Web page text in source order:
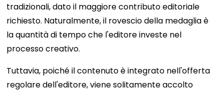
tradizionali, dato il maggiore contributo editoriale
richiesto. Naturalmente, il rovescio della medaglia è
la quantità di tempo che l'editore investe nel
processo creativo.
Tuttavia, poiché il contenuto è integrato nell'offerta
regolare dell'editore, viene solitamente accolto